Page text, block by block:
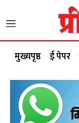
मुख्यपृष्ठ ई पेपर